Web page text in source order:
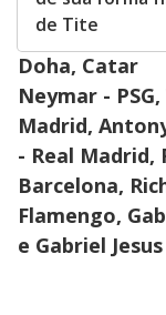
de Tite
Doha, Catar
Neymar - PSG,
Madrid,
- Real Madrid,
Barcelona,
Flamengo,
e Gabriel